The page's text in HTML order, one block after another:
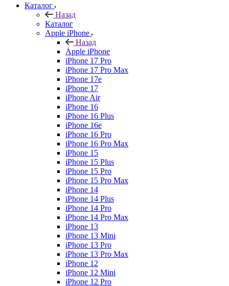
Каталог
Назад
Каталог
Apple iPhone
Назад
Apple iPhone
iPhone 17 Pro
iPhone 17 Pro Max
iPhone 17e
iPhone 17
iPhone Air
iPhone 16
iPhone 16 Plus
iPhone 16e
iPhone 16 Pro
iPhone 16 Pro Max
iPhone 15
iPhone 15 Plus
iPhone 15 Pro
iPhone 15 Pro Max
iPhone 14
iPhone 14 Plus
iPhone 14 Pro
iPhone 14 Pro Max
iPhone 13
iPhone 13 Mini
iPhone 13 Pro
iPhone 13 Pro Max
iPhone 12
iPhone 12 Mini
iPhone 12 Pro